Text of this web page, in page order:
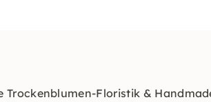
Floristik &